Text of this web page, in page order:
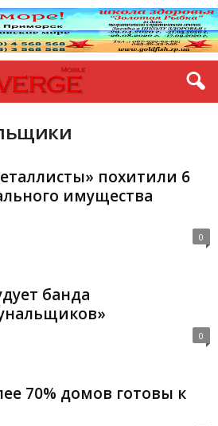
похитили 6
имущества
0
банда
0
70% домов готовы к